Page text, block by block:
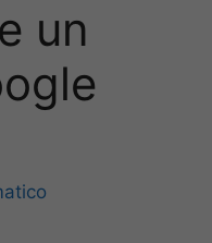
un